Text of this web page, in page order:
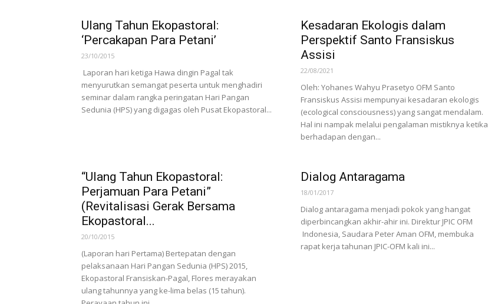
Ulang Tahun Ekopastoral:
‘Percakapan Para Petani’
23/10/2015
Laporan hari ketiga Hawa dingin Pagal tak
menyurutkan semangat peserta untuk menghadiri
seminar dalam rangka peringatan Hari Pangan
Sedunia (HPS) yang digagas oleh Pusat Ekopastoral...
Kesadaran Ekologis dalam
Perspektif Santo Fransiskus
Assisi
22/08/2021
Oleh: Yohanes Wahyu Prasetyo OFM Santo
Fransiskus Assisi mempunyai kesadaran ekologis
(ecological consciousness) yang sangat mendalam.
Hal ini nampak melalui pengalaman mistiknya ketika
berhadapan dengan...
“Ulang Tahun Ekopastoral:
Perjamuan Para Petani”
(Revitalisasi Gerak Bersama
Ekopastoral...
20/10/2015
(Laporan hari Pertama) Bertepatan dengan
pelaksanaan Hari Pangan Sedunia (HPS) 2015,
Ekopastoral Fransiskan-Pagal, Flores merayakan
ulang tahunnya yang ke-lima belas (15 tahun).
Dialog Antaragama
18/01/2017
Dialog antaragama menjadi pokok yang hangat
diperbincangkan akhir-ahir ini. Direktur JPIC OFM
Indonesia, Saudara Peter Aman OFM, membuka
rapat kerja tahunan JPIC-OFM kali ini...